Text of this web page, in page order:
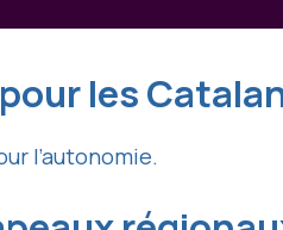
les
l’autonomie.